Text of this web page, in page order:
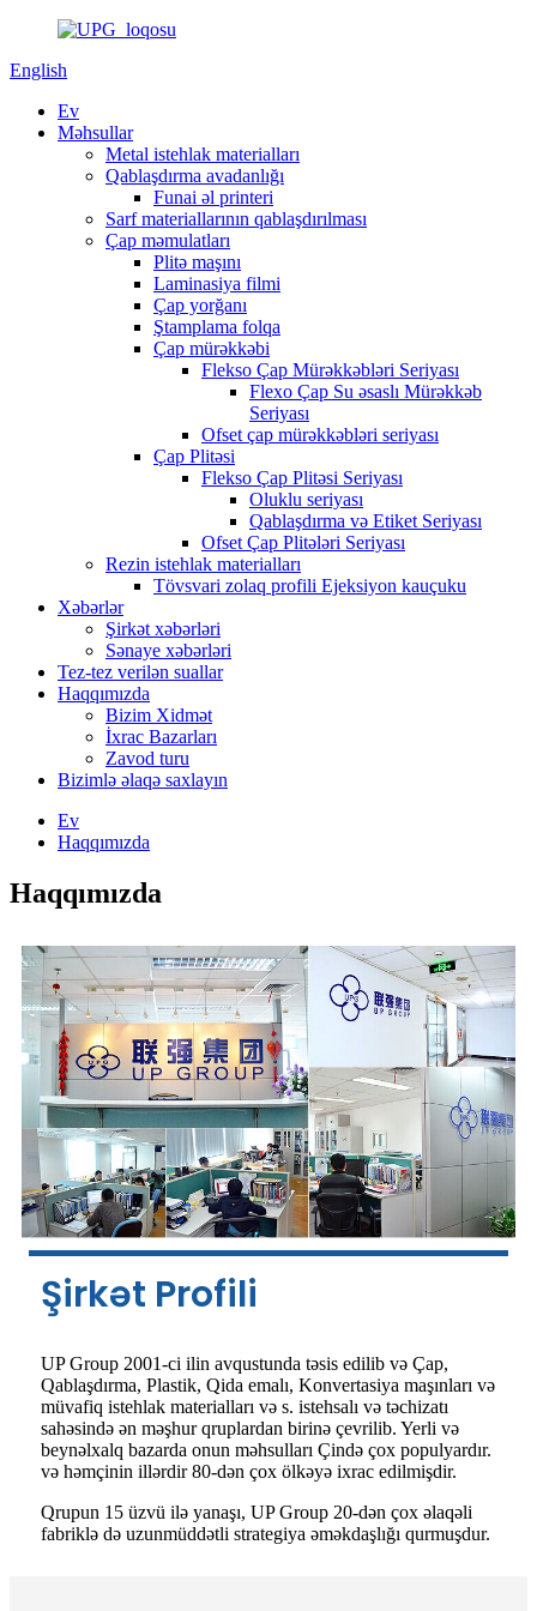
English
Ev
Məhsullar
Metal istehlak materialları
Qablaşdırma avadanlığı
Funai əl printeri
Sarf materiallarının qablaşdırılması
Çap məmulatları
Plitə maşını
Laminasiya filmi
Çap yorğanı
Ştamplama folqa
Çap mürəkkəbi
Flekso Çap Mürəkkəbləri Seriyası
Flexo Çap Su əsaslı Mürəkkəb
Seriyası
Ofset çap mürəkkəbləri seriyası
Çap Plitəsi
Flekso Çap Plitəsi Seriyası
Oluklu seriyası
Qablaşdırma və Etiket Seriyası
Ofset Çap Plitələri Seriyası
Rezin istehlak materialları
Tövsvari zolaq profili Ejeksiyon kauçuku
Xəbərlər
Şirkət xəbərləri
Sənaye xəbərləri
Tez-tez verilən suallar
Haqqımızda
Bizim Xidmət
İxrac Bazarları
Zavod turu
Bizimlə əlaqə saxlayın
Ev
Haqqımızda
Haqqımızda
Şirkət Profili
UP Group 2001-ci ilin avqustunda təsis edilib və Çap,
Qablaşdırma, Plastik, Qida emalı, Konvertasiya maşınları və
müvafiq istehlak materialları və s. istehsalı və təchizatı
sahəsində ən məşhur qruplardan birinə çevrilib. Yerli və
beynəlxalq bazarda onun məhsulları Çində çox populyardır.
və həmçinin illərdir 80-dən çox ölkəyə ixrac edilmişdir.
Qrupun 15 üzvü ilə yanaşı, UP Group 20-dən çox əlaqəli
fabriklə də uzunmüddətli strategiya əməkdaşlığı qurmuşdur.